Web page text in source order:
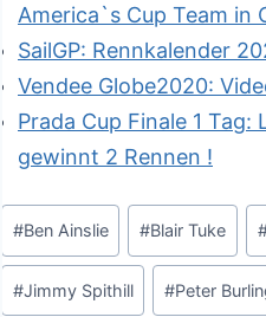
America`s Cup Team in
SailGP: Rennkalender
Vendee Globe2020:
Prada Cup Finale 1 Tag:
gewinnt 2 Rennen !
Schlagworte:
#Ben Ainslie #Blair Tuke
#Jimmy Spithill #Peter